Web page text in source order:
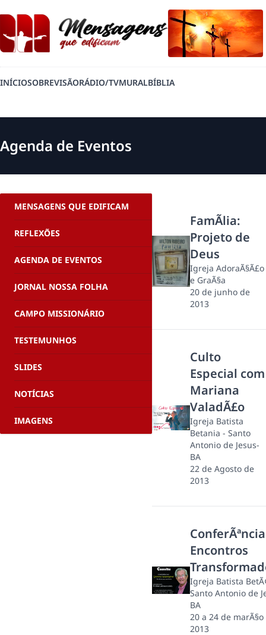
INÍCIOSOBREVISÃORÁDIO/TVMURALBÍBLIA
Agenda de Eventos
MENSAGENS QUE EDIFICAM
REFLEXÕES
AGENDA DE EVENTOS
JORNAL NOSSA FOLHA
CAMPO MISSIONÁRIO
TESTEMUNHOS
SLIDES
NOTÍCIAS
IMAGENS
FamÃ­lia:
Projeto de
Deus
Igreja AdoraÃ§Ã£o
e GraÃ§a
20 de junho de
2013
Culto
Especial com
Mariana
ValadÃ£o
Igreja Batista
Betania - Santo
Antonio de Jesus-
BA
22 de Agosto de
2013
Encontros
Igreja Batista
Santo Antonio de
BA
20 a 24 de marÃ§o
2013